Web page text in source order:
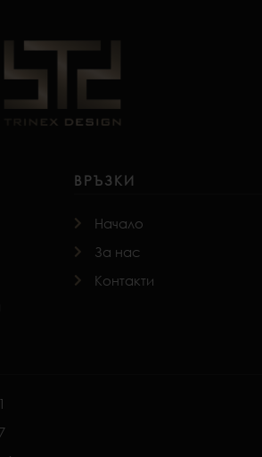
ВРЪЗКИ
Начало
За нас
Контакти